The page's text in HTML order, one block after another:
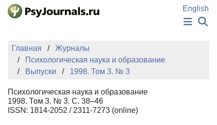
Перейти к основному содержанию
English
НОВОСТИ
ИЗДАНИЯ
АВТОРЫ
БАЗА ЗНАНИЙ
КЛЮЧЕВЫЕ СЛОВА
Регистрация
Главная
Журналы
Психологическая наука и образование
Выпуски
1998. Том 3. № 3
Психологическая наука и образование
1998. Том 3. № 3. С. 38–46
ISSN: 1814-2052 / 2311-7273 (online)